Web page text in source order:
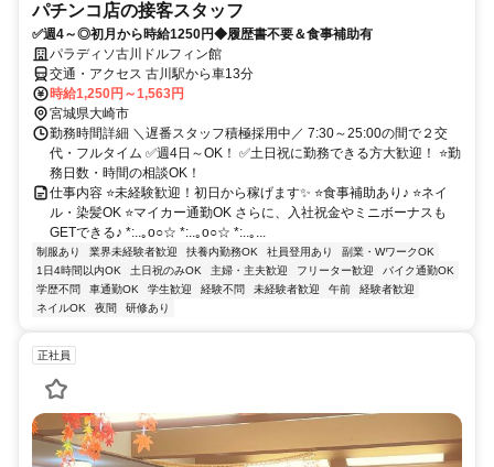
パチンコ店の接客スタッフ
✅週4～◎初月から時給1250円◆履歴書不要＆食事補助有
パラディソ古川ドルフィン館
交通・アクセス 古川駅から車13分
時給1,250円～1,563円
宮城県大崎市
勤務時間詳細 ＼遅番スタッフ積極採用中／ 7:30～25:00の間で２交
代・フルタイム ✅週4日～OK！ ✅土日祝に勤務できる方大歓迎！ ⭐勤
務日数・時間の相談OK！
仕事内容 ⭐未経験歓迎！初日から稼げます✨ ⭐食事補助あり♪ ⭐ネイ
ル・染髪OK ⭐マイカー通勤OK さらに、入社祝金やミニボーナスも
GETできる♪ *:..｡o○☆ *:..｡o○☆ *:..｡...
制服あり 業界未経験者歓迎 扶養内勤務OK 社員登用あり
副業・WワークOK
1日4時間以内OK
土日祝のみOK 主婦・主夫歓迎 フリーター歓迎
バイク通勤OK
学歴不問
車通勤OK 学生歓迎 経験不問 未経験者歓迎 午前
経験者歓迎
ネイルOK
夜間 研修あり
正社員